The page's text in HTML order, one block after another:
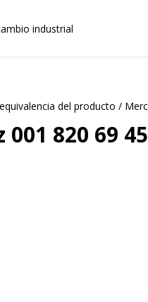
del producto /
820 69 45